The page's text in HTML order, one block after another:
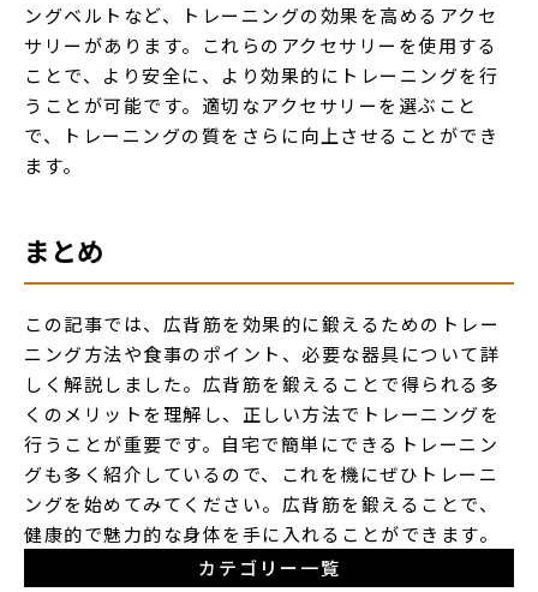
ングベルトなど、トレーニングの効果を高めるアクセ
サリーがあります。これらのアクセサリーを使用する
ことで、より安全に、より効果的にトレーニングを行
うことが可能です。適切なアクセサリーを選ぶこと
で、トレーニングの質をさらに向上させることができ
ます。
まとめ
この記事では、広背筋を効果的に鍛えるためのトレー
ニング方法や食事のポイント、必要な器具について詳
しく解説しました。広背筋を鍛えることで得られる多
くのメリットを理解し、正しい方法でトレーニングを
行うことが重要です。自宅で簡単にできるトレーニン
グも多く紹介しているので、これを機にぜひトレーニ
ングを始めてみてください。広背筋を鍛えることで、
健康的で魅力的な身体を手に入れることができます。
カテゴリー一覧